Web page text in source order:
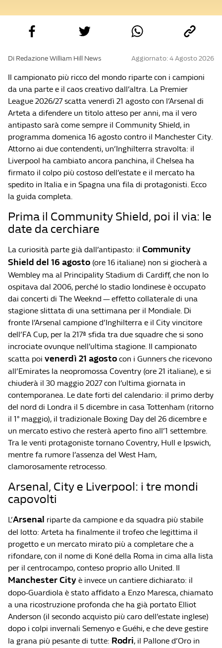
Di Redazione William Hill News Aggiornato: 4 Agosto 2026
Il campionato più ricco del mondo riparte con i campioni
da una parte e il caos creativo dall’altra. La Premier
League 2026/27 scatta venerdì 21 agosto con l’Arsenal di
Arteta a difendere un titolo atteso per anni, ma il vero
antipasto sarà come sempre il Community Shield, in
programma domenica 16 agosto contro il Manchester City.
Attorno ai due contendenti, un’Inghilterra stravolta: il
Liverpool ha cambiato ancora panchina, il Chelsea ha
firmato il colpo più costoso dell’estate e il mercato ha
spedito in Italia e in Spagna una fila di protagonisti. Ecco
la guida completa.
Prima il Community Shield, poi il via: le
date da cerchiare
La curiosità parte già dall’antipasto: il Community
Shield del 16 agosto (ore 16 italiane) non si giocherà a
Wembley ma al Principality Stadium di Cardiff, che non lo
ospitava dal 2006, perché lo stadio londinese è occupato
dai concerti di The Weeknd — effetto collaterale di una
stagione slittata di una settimana per il Mondiale. Di
fronte l’Arsenal campione d’Inghilterra e il City vincitore
dell’FA Cup, per la 217ª sfida tra due squadre che si sono
incrociate ovunque nell’ultima stagione. Il campionato
scatta poi venerdì 21 agosto con i Gunners che ricevono
all’Emirates la neopromossa Coventry (ore 21 italiane), e si
chiuderà il 30 maggio 2027 con l’ultima giornata in
contemporanea. Le date forti del calendario: il primo derby
del nord di Londra il 5 dicembre in casa Tottenham (ritorno
il 1° maggio), il tradizionale Boxing Day del 26 dicembre e
un mercato estivo che resterà aperto fino all’1 settembre.
Tra le venti protagoniste tornano Coventry, Hull e Ipswich,
mentre fa rumore l’assenza del West Ham,
clamorosamente retrocesso.
Arsenal, City e Liverpool: i tre mondi
capovolti
L’Arsenal riparte da campione e da squadra più stabile
del lotto: Arteta ha finalmente il trofeo che legittima il
progetto e un mercato mirato più a completare che a
rifondare, con il nome di Koné della Roma in cima alla lista
per il centrocampo, conteso proprio allo United. Il
Manchester City è invece un cantiere dichiarato: il
dopo-Guardiola è stato affidato a Enzo Maresca, chiamato
a una ricostruzione profonda che ha già portato Elliot
Anderson (il secondo acquisto più caro dell’estate inglese)
dopo i colpi invernali Semenyo e Guéhi, e che deve gestire
la grana più pesante di tutte: Rodri, il Pallone d’Oro in